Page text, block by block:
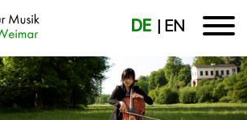
DE EN